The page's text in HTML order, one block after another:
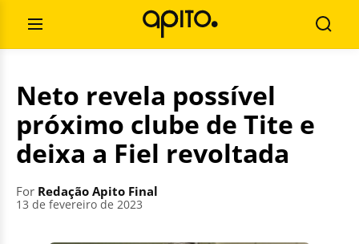
contentOpen
Menu
for:
Neto revela possível
próximo clube de Tite e
deixa a Fiel revoltada
For Redação Apito Final
13 de fevereiro de 2023